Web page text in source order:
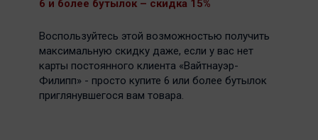
6 и более бутылок – скидка 15%
Воспользуйтесь этой возможностью получить
максимальную скидку даже, если у вас нет
карты постоянного клиента «Вайтнауэр-
Филипп» - просто купите 6 или более бутылок
приглянувшегося вам товара.